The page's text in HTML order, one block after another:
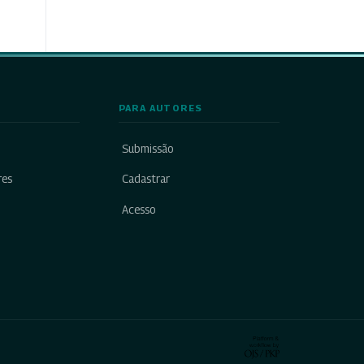
PARA AUTORES
Submissão
Cadastrar
Acesso